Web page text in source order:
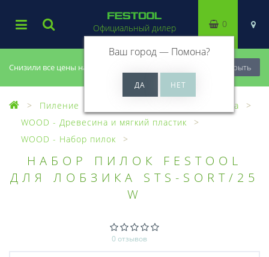
Снизили все цены на 20%, успей купить! Закрыть
Официальный дилер
Ваш город — Помона?
0
Пиление
Пилки для лобзика
WOOD - Древесина и мягкий пластик
WOOD - Набор пилок
НАБОР ПИЛОК FESTOOL
ДЛЯ ЛОБЗИКА STS-SORT/25
W
0 отзывов